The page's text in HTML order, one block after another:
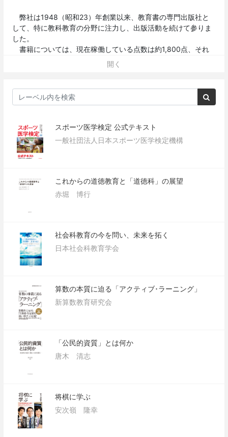
弊社は1948（昭和23）年創業以来、教育書の専門出版社と
して、特に教科教育の分野に注力し、出版活動を続けて参りま
した。
書籍については、現在稼働している点数は約1,800点、それ
らに加え、教育全般にわたる新刊書を毎年100点前後発行致し
学校課・幼稚園課編集のもと創刊した『初等教育資料』は、
1950（昭和25）年より、また日本理科教育学会が編集する
究』もそれぞれ1952（昭和27）年、1972（昭和47）年に創刊
し、現在に至っております。
さらに2009（平成21）年4月からは、全日本特別支援教育連
盟が編集する機関誌『特別支援教育研究』が仲間に加わり、特
これからも「がんばる先生を応援します！」をキャッチフレ
ーズとし、教育現場の先生方に親しまれる書籍から学問追究の
一助となる学術書まで、広く教育分野に貢献する良書の出版に
Twitter
開く
スポーツ医学検定 公式テキスト
一般社団法人日本スポーツ医学検定機構
これからの道徳教育と「道徳科」の展望
赤堀 博行
社会科教育の今を問い、未来を拓く
日本社会科教育学会
算数の本質に迫る「アクティブ･ラーニング」
新算数教育研究会
「公民的資質」とは何か
唐木 清志
将棋に学ぶ
安次嶺 隆幸